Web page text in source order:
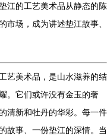
江的工艺美术品从静态的陈
市场，成为讲述垫江故事、
艺美术品，是山水滋养的结
。它们或许没有金玉的奢
清新和牡丹的华彩。每一件
故事、一份垫江的深情。当